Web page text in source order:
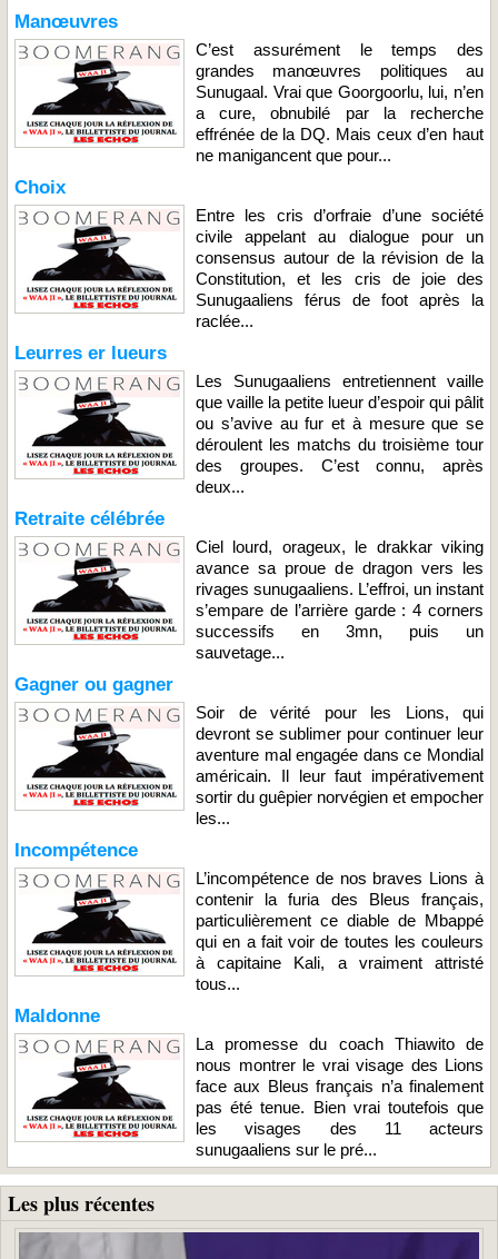
Manœuvres
C’est assurément le temps des
grandes manœuvres politiques au
Sunugaal. Vrai que Goorgoorlu, lui, n’en
a cure, obnubilé par la recherche
effrénée de la DQ. Mais ceux d’en haut
ne manigancent que pour...
Choix
Entre les cris d’orfraie d’une société
civile appelant au dialogue pour un
consensus autour de la révision de la
Constitution, et les cris de joie des
Sunugaaliens férus de foot après la
raclée...
Leurres er lueurs
Les Sunugaaliens entretiennent vaille
que vaille la petite lueur d’espoir qui pâlit
ou s’avive au fur et à mesure que se
déroulent les matchs du troisième tour
des groupes. C’est connu, après
deux...
Retraite célébrée
Ciel lourd, orageux, le drakkar viking
avance sa proue de dragon vers les
rivages sunugaaliens. L’effroi, un instant
s’empare de l’arrière garde : 4 corners
successifs en 3mn, puis un
sauvetage...
Gagner ou gagner
Soir de vérité pour les Lions, qui
devront se sublimer pour continuer leur
aventure mal engagée dans ce Mondial
américain. Il leur faut impérativement
sortir du guêpier norvégien et empocher
les...
Incompétence
L’incompétence de nos braves Lions à
contenir la furia des Bleus français,
particulièrement ce diable de Mbappé
qui en a fait voir de toutes les couleurs
à capitaine Kali, a vraiment attristé
tous...
Maldonne
La promesse du coach Thiawito de
nous montrer le vrai visage des Lions
face aux Bleus français n’a finalement
pas été tenue. Bien vrai toutefois que
les visages des 11 acteurs
sunugaaliens sur le pré...
Les plus récentes